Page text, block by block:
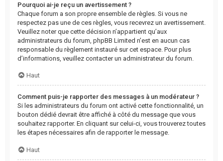
Pourquoi ai-je reçu un avertissement ?
Chaque forum a son propre ensemble de règles. Si vous ne
respectez pas une de ces règles, vous recevrez un avertissement.
Veuillez noter que cette décision n’appartient qu’aux
administrateurs du forum, phpBB Limited n’est en aucun cas
responsable du règlement instauré sur cet espace. Pour plus
d’informations, veuillez contacter un administrateur du forum.
Haut
Comment puis-je rapporter des messages à un modérateur ?
Si les administrateurs du forum ont activé cette fonctionnalité, un
bouton dédié devrait être affiché à côté du message que vous
souhaitez rapporter. En cliquant sur celui-ci, vous trouverez toutes
les étapes nécessaires afin de rapporter le message.
Haut